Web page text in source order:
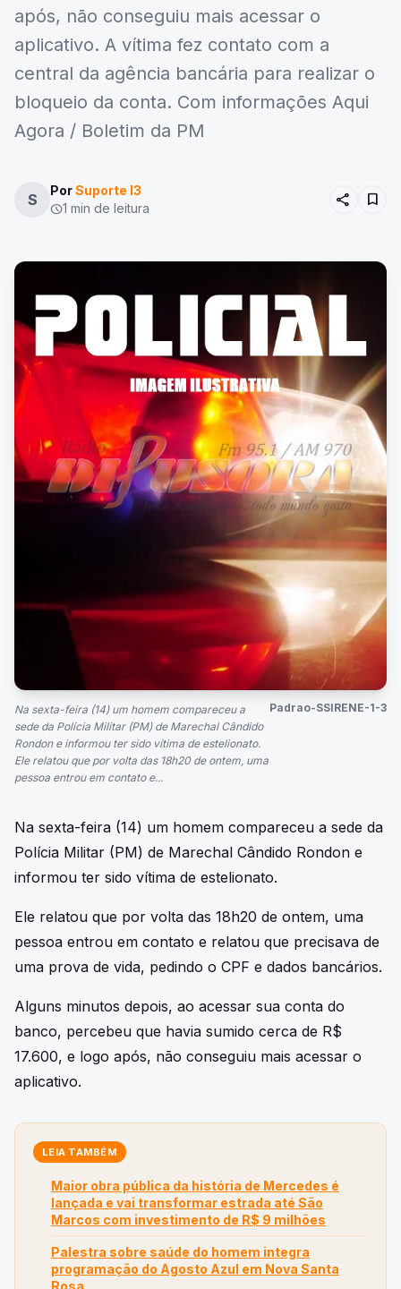
após, não conseguiu mais acessar o
aplicativo. A vítima fez contato com a
central da agência bancária para realizar o
bloqueio da conta. Com informações Aqui
Agora / Boletim da PM
S
PorSuporte I3
schedule1 min de leitura share bookmark
Na sexta-feira (14) um homem compareceu a
sede da Polícia Militar (PM) de Marechal Cândido
Rondon e informou ter sido vítima de estelionato.
Ele relatou que por volta das 18h20 de ontem, uma
pessoa entrou em contato e...
Padrao-SSIRENE-1-3
Na sexta-feira (14) um homem compareceu a sede da
Polícia Militar (PM) de Marechal Cândido Rondon e
informou ter sido vítima de estelionato.
Ele relatou que por volta das 18h20 de ontem, uma
pessoa entrou em contato e relatou que precisava de
uma prova de vida, pedindo o CPF e dados bancários.
Alguns minutos depois, ao acessar sua conta do
banco, percebeu que havia sumido cerca de R$
17.600, e logo após, não conseguiu mais acessar o
aplicativo.
LEIA TAMBÉM
Maior obra pública da história de Mercedes é
lançada e vai transformar estrada até São
Marcos com investimento de R$ 9 milhões
Palestra sobre saúde do homem integra
programação do Agosto Azul em Nova Santa
Rosa